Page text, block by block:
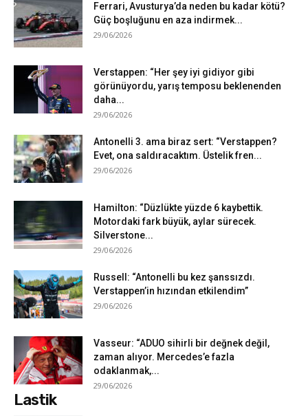
Ferrari, Avusturya’da neden bu kadar kötü?
Güç boşluğunu en aza indirmek...
29/06/2026
Verstappen: “Her şey iyi gidiyor gibi
görünüyordu, yarış temposu beklenenden
daha...
29/06/2026
Antonelli 3. ama biraz sert: “Verstappen?
Evet, ona saldıracaktım. Üstelik fren...
29/06/2026
Hamilton: “Düzlükte yüzde 6 kaybettik.
Motordaki fark büyük, aylar sürecek.
Silverstone...
29/06/2026
Russell: “Antonelli bu kez şanssızdı.
Verstappen’in hızından etkilendim”
29/06/2026
Vasseur: “ADUO sihirli bir değnek değil,
zaman alıyor. Mercedes’e fazla
odaklanmak,...
29/06/2026
Lastik